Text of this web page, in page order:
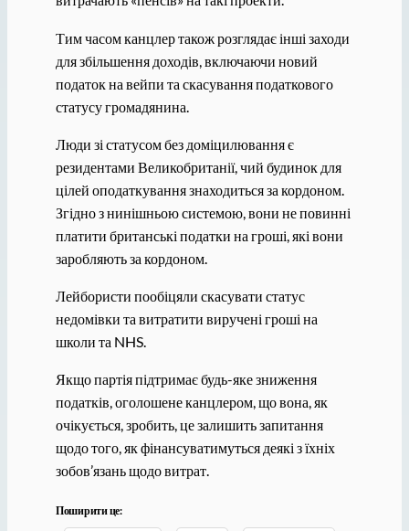
Тим часом канцлер також розглядає інші заходи
для збільшення доходів, включаючи новий
податок на вейпи та скасування податкового
статусу громадянина.
Люди зі статусом без доміцилювання є
резидентами Великобританії, чий будинок для
цілей оподаткування знаходиться за кордоном.
Згідно з нинішньою системою, вони не повинні
платити британські податки на гроші, які вони
заробляють за кордоном.
Лейбористи пообіцяли скасувати статус
недомівки та витратити виручені гроші на
школи та NHS.
Якщо партія підтримає будь-яке зниження
податків, оголошене канцлером, що вона, як
очікується, зробить, це залишить запитання
щодо того, як фінансуватимуться деякі з їхніх
зобов’язань щодо витрат.
Поширити це: